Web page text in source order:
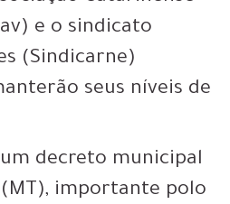
e o sindicato
(Sindicarne)
seus níveis de
decreto municipal
importante polo